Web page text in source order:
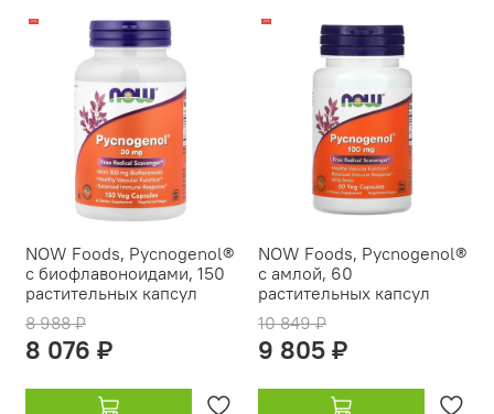
-10%
NOW Foods, Pycnogenol®
с биофлавоноидами, 150
растительных капсул
8 988 ₽
8 076 ₽
-10%
NOW Foods, Pycnogenol®
с амлой, 60
растительных капсул
10 849 ₽
9 805 ₽